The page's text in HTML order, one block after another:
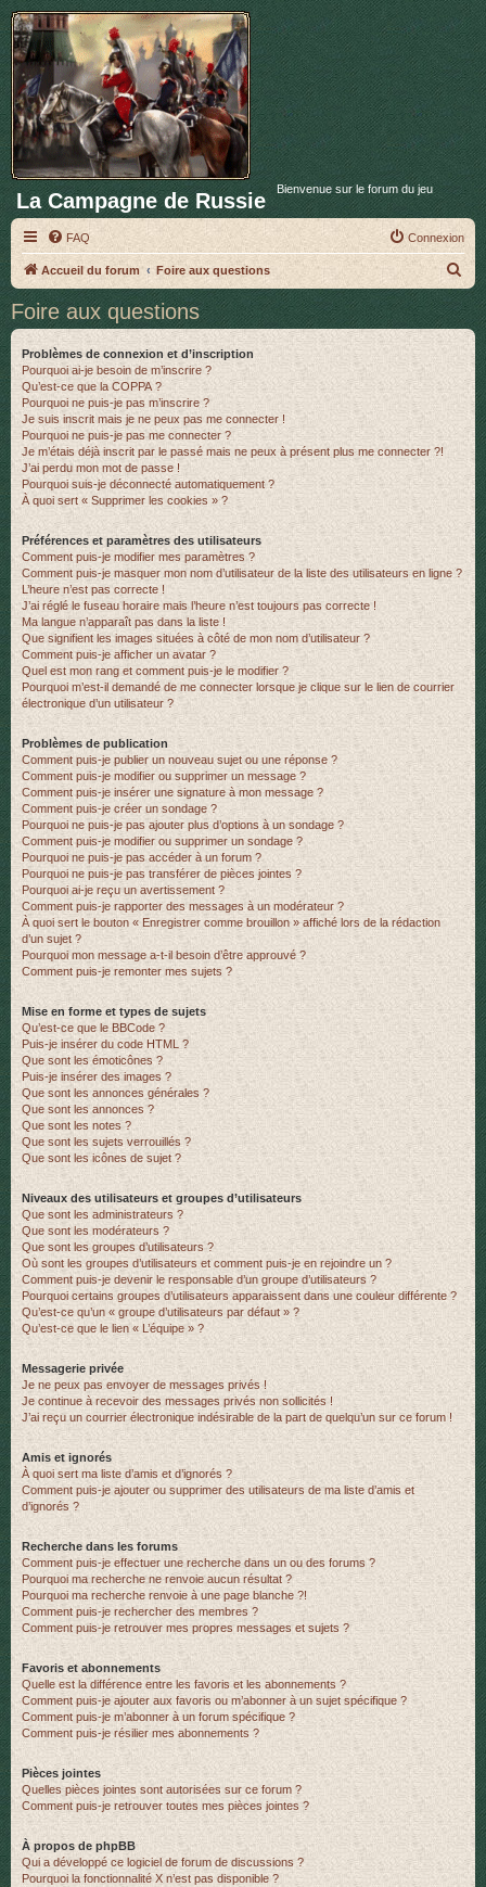
La Campagne de Russie Bienvenue sur le forum du jeu
FAQ Connexion
Accueil du forum Foire aux questions
e
c
h
r
c
h
e
Foire aux questions
Problèmes de connexion et d’inscription
Pourquoi ai-je besoin de m’inscrire ?
Qu’est-ce que la COPPA ?
Pourquoi ne puis-je pas m’inscrire ?
Je suis inscrit mais je ne peux pas me connecter !
Pourquoi ne puis-je pas me connecter ?
Je m’étais déjà inscrit par le passé mais ne peux à présent plus me connecter ?!
J’ai perdu mon mot de passe !
Pourquoi suis-je déconnecté automatiquement ?
À quoi sert « Supprimer les cookies » ?
Préférences et paramètres des utilisateurs
Comment puis-je modifier mes paramètres ?
Comment puis-je masquer mon nom d’utilisateur de la liste des utilisateurs en ligne ?
L’heure n’est pas correcte !
J’ai réglé le fuseau horaire mais l’heure n’est toujours pas correcte !
Ma langue n’apparaît pas dans la liste !
Que signifient les images situées à côté de mon nom d’utilisateur ?
Comment puis-je afficher un avatar ?
Quel est mon rang et comment puis-je le modifier ?
Pourquoi m’est-il demandé de me connecter lorsque je clique sur le lien de courrier
électronique d’un utilisateur ?
Problèmes de publication
Comment puis-je publier un nouveau sujet ou une réponse ?
Comment puis-je modifier ou supprimer un message ?
Comment puis-je insérer une signature à mon message ?
Comment puis-je créer un sondage ?
Pourquoi ne puis-je pas ajouter plus d’options à un sondage ?
Comment puis-je modifier ou supprimer un sondage ?
Pourquoi ne puis-je pas accéder à un forum ?
Pourquoi ne puis-je pas transférer de pièces jointes ?
Pourquoi ai-je reçu un avertissement ?
Comment puis-je rapporter des messages à un modérateur ?
À quoi sert le bouton « Enregistrer comme brouillon » affiché lors de la rédaction
d’un sujet ?
Pourquoi mon message a-t-il besoin d’être approuvé ?
Comment puis-je remonter mes sujets ?
Mise en forme et types de sujets
Qu’est-ce que le BBCode ?
Puis-je insérer du code HTML ?
Que sont les émoticônes ?
Puis-je insérer des images ?
Que sont les annonces générales ?
Que sont les annonces ?
Que sont les notes ?
Que sont les sujets verrouillés ?
Que sont les icônes de sujet ?
Niveaux des utilisateurs et groupes d’utilisateurs
Que sont les administrateurs ?
Que sont les modérateurs ?
Que sont les groupes d’utilisateurs ?
Où sont les groupes d’utilisateurs et comment puis-je en rejoindre un ?
Comment puis-je devenir le responsable d’un groupe d’utilisateurs ?
Pourquoi certains groupes d’utilisateurs apparaissent dans une couleur différente ?
Qu’est-ce qu’un « groupe d’utilisateurs par défaut » ?
Qu’est-ce que le lien « L’équipe » ?
Messagerie privée
Je ne peux pas envoyer de messages privés !
Je continue à recevoir des messages privés non sollicités !
J’ai reçu un courrier électronique indésirable de la part de quelqu’un sur ce forum !
Amis et ignorés
À quoi sert ma liste d’amis et d’ignorés ?
Comment puis-je ajouter ou supprimer des utilisateurs de ma liste d’amis et
d’ignorés ?
Recherche dans les forums
Comment puis-je effectuer une recherche dans un ou des forums ?
Pourquoi ma recherche ne renvoie aucun résultat ?
Pourquoi ma recherche renvoie à une page blanche ?!
Comment puis-je rechercher des membres ?
Comment puis-je retrouver mes propres messages et sujets ?
Favoris et abonnements
Quelle est la différence entre les favoris et les abonnements ?
Comment puis-je ajouter aux favoris ou m’abonner à un sujet spécifique ?
Comment puis-je m’abonner à un forum spécifique ?
Comment puis-je résilier mes abonnements ?
Pièces jointes
Quelles pièces jointes sont autorisées sur ce forum ?
Comment puis-je retrouver toutes mes pièces jointes ?
À propos de phpBB
Qui a développé ce logiciel de forum de discussions ?
Pourquoi la fonctionnalité X n’est pas disponible ?